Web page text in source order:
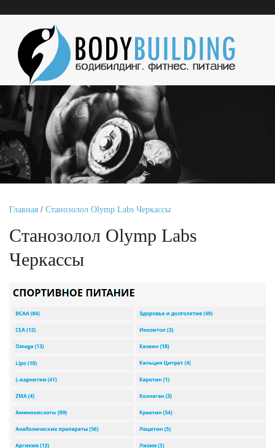
Главная / Станозолол Olymp Labs Черкассы
Станозолол Olymp Labs
Черкассы